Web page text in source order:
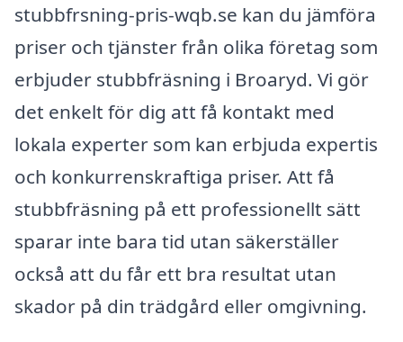
stubbfrsning-pris-wqb.se kan du jämföra
priser och tjänster från olika företag som
erbjuder stubbfräsning i Broaryd. Vi gör
det enkelt för dig att få kontakt med
lokala experter som kan erbjuda expertis
och konkurrenskraftiga priser. Att få
stubbfräsning på ett professionellt sätt
sparar inte bara tid utan säkerställer
också att du får ett bra resultat utan
skador på din trädgård eller omgivning.